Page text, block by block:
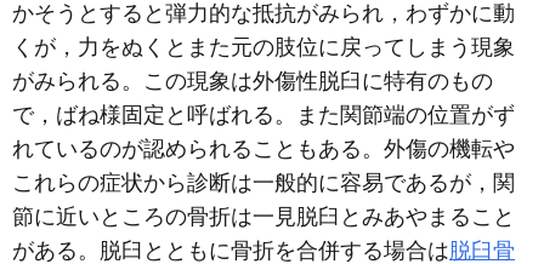
かそうとすると弾力的な抵抗がみられ，わずかに動
くが，力をぬくとまた元の肢位に戻ってしまう現象
がみられる。この現象は外傷性脱臼に特有のもの
で，ばね様固定と呼ばれる。また関節端の位置がず
れているのが認められることもある。外傷の機転や
これらの症状から診断は一般的に容易であるが，関
節に近いところの骨折は一見脱臼とみあやまること
がある。脱臼とともに骨折を合併する場合は脱臼骨